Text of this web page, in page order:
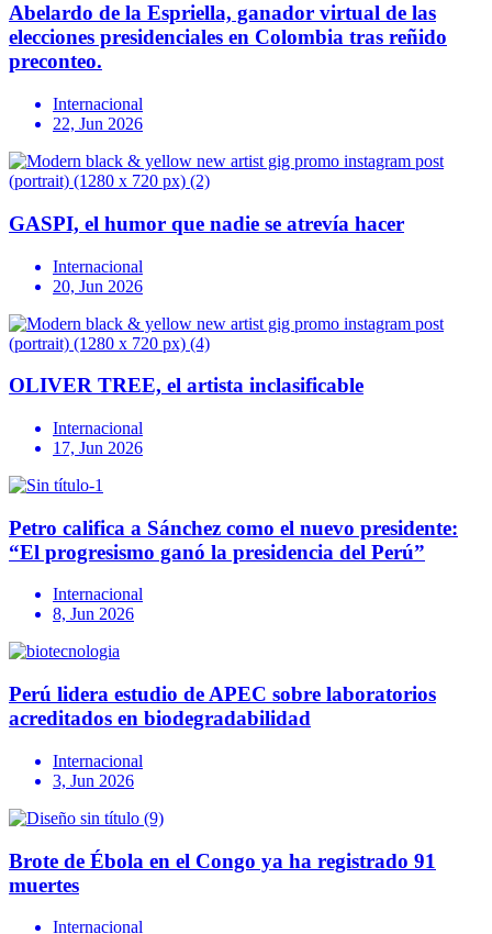
Abelardo de la Espriella, ganador virtual de las
elecciones presidenciales en Colombia tras reñido
preconteo.
Internacional
22, Jun 2026
GASPI, el humor que nadie se atrevía hacer
Internacional
20, Jun 2026
OLIVER TREE, el artista inclasificable
Internacional
17, Jun 2026
Petro califica a Sánchez como el nuevo presidente:
“El progresismo ganó la presidencia del Perú”
Internacional
8, Jun 2026
Perú lidera estudio de APEC sobre laboratorios
acreditados en biodegradabilidad
Internacional
3, Jun 2026
Brote de Ébola en el Congo ya ha registrado 91
muertes
Internacional